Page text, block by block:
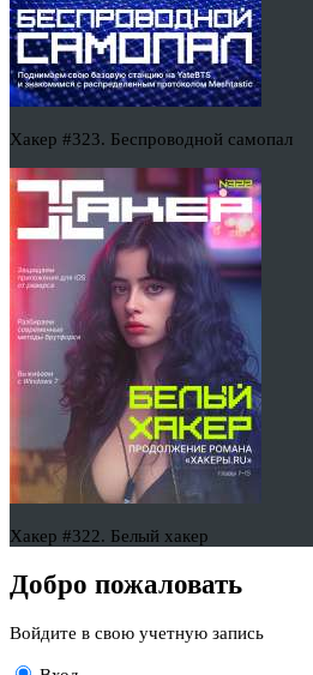
Хакер #323. Беспроводной самопал
Хакер #322. Белый хакер
Добро пожаловать
Войдите в свою учетную запись